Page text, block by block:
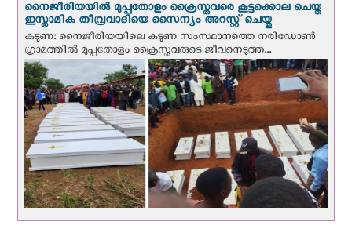
നൈജീരിയയില്‍ മുപ്പതോളം ക്രൈസ്തവരെ കൂട്ടക്കൊല ചെയ്ത
ഇസ്ലാമിക തീവ്രവാദിയെ സൈന്യം അറസ്റ്റ് ചെയ്തു
കടുണ: നൈജീരിയയിലെ കടുണ സംസ്ഥാനത്തെ നരിഡോൺ
ഗ്രാമത്തിൽ മുപ്പതോളം ക്രൈസ്തവരുടെ ജീവനെടുത്ത...